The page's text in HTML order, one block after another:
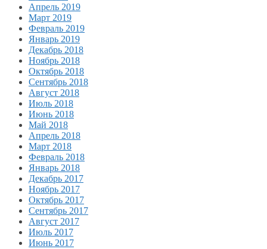
Апрель 2019
Март 2019
Февраль 2019
Январь 2019
Декабрь 2018
Ноябрь 2018
Октябрь 2018
Сентябрь 2018
Август 2018
Июль 2018
Июнь 2018
Май 2018
Апрель 2018
Март 2018
Февраль 2018
Январь 2018
Декабрь 2017
Ноябрь 2017
Октябрь 2017
Сентябрь 2017
Август 2017
Июль 2017
Июнь 2017